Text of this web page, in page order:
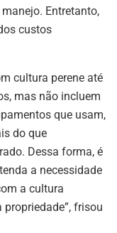
Entretanto,
custos
cultura perene até
mas não incluem
que usam,
do que
Dessa forma, é
a necessidade
a cultura
frisou